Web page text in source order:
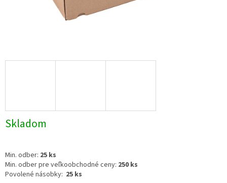
Skladom
Min. odber: 25 ks
Min. odber pre veľkoobchodné ceny: 250 ks
Povolené násobky: 25 ks